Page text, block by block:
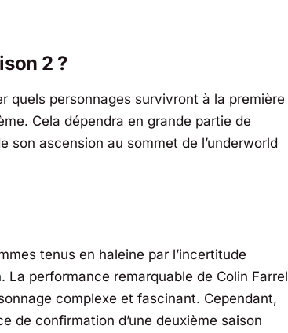
2 ?
quels personnages survivront à la première
Cela dépendra en grande partie de
son ascension au sommet de l’underworld
tenus en haleine par l’incertitude
. La performance remarquable de Colin
complexe et fascinant. Cependant,
de confirmation d’une deuxième saison